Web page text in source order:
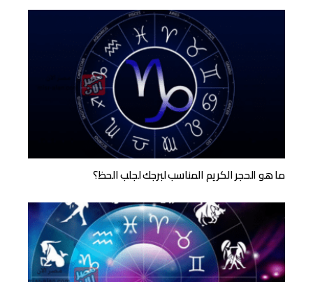
ما هو الحجر الكريم المناسب لبرجك لجلب الحظ؟